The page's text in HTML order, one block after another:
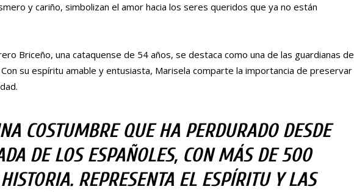
y cariño, simbolizan el amor hacia los seres queridos que ya no están
Briceño, una cataquense de 54 años, se destaca como una de las guardianas de
su espíritu amable y entusiasta, Marisela comparte la importancia de preservar
COSTUMBRE QUE HA PERDURADO DESDE
DE LOS ESPAÑOLES, CON MÁS DE 500
REPRESENTA EL ESPÍRITU Y LAS